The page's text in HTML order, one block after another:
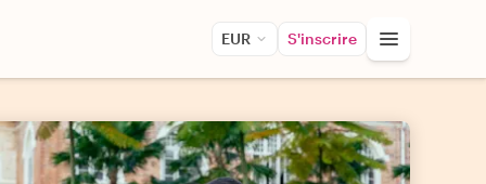
EUR S'inscrire